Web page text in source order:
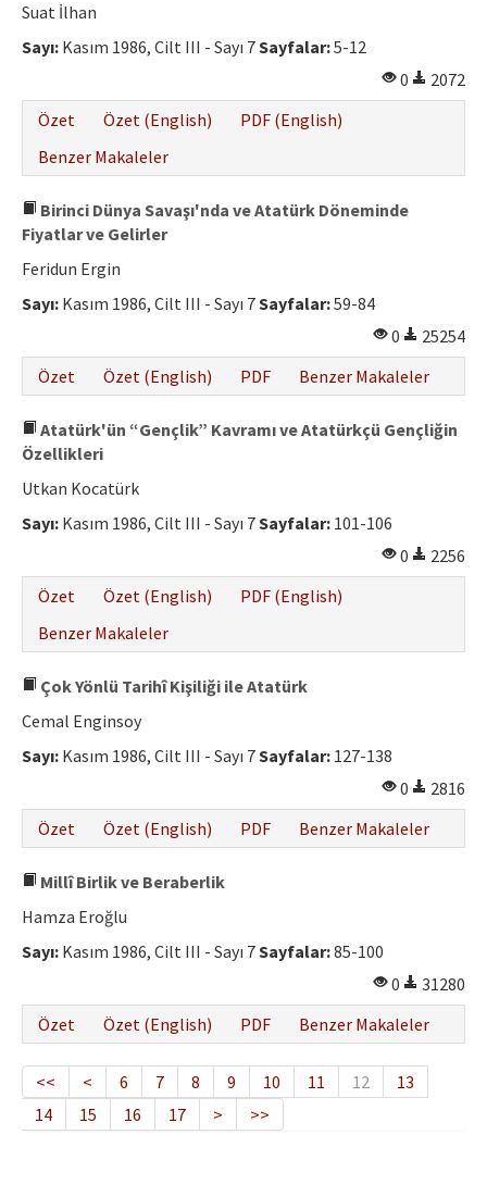
Suat İlhan
Sayı: Kasım 1986, Cilt III - Sayı 7Sayfalar:5-12
0
2072
Özet
Özet (English)
PDF (English)
Benzer Makaleler
Birinci Dünya Savaşı'nda ve Atatürk Döneminde
Fiyatlar ve Gelirler
Feridun Ergin
Sayı: Kasım 1986, Cilt III - Sayı 7Sayfalar:59-84
0
25254
Özet
Özet (English) PDF Benzer Makaleler
Atatürk'ün “Gençlik” Kavramı ve Atatürkçü Gençliğin
Özellikleri
Utkan Kocatürk
Sayı: Kasım 1986, Cilt III - Sayı 7Sayfalar: 101-106
0
2256
Özet
Özet (English)
PDF (English)
Benzer Makaleler
Çok Yönlü Tarihî Kişiliği ile Atatürk
Cemal Enginsoy
Sayı: Kasım 1986, Cilt III - Sayı 7Sayfalar: 127-138
0
2816
Özet
Özet (English) PDF Benzer Makaleler
Millî Birlik ve Beraberlik
Hamza Eroğlu
Sayı: Kasım 1986, Cilt III - Sayı 7Sayfalar:85-100
0
31280
Özet
Özet (English) PDF Benzer Makaleler
<< < 6 7 8 9 10 11 12
13
14
15 16 17 > >>